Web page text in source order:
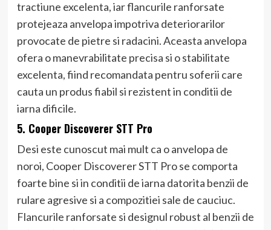
tractiune excelenta, iar flancurile ranforsate
protejeaza anvelopa impotriva deteriorarilor
provocate de pietre si radacini. Aceasta anvelopa
ofera o manevrabilitate precisa si o stabilitate
excelenta, fiind recomandata pentru soferii care
cauta un produs fiabil si rezistent in conditii de
iarna dificile.
5. Cooper Discoverer STT Pro
Desi este cunoscut mai mult ca o anvelopa de
noroi, Cooper Discoverer STT Pro se comporta
foarte bine si in conditii de iarna datorita benzii de
rulare agresive si a compozitiei sale de cauciuc.
Flancurile ranforsate si designul robust al benzii de